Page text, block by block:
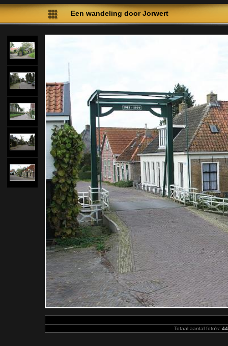
Een wandeling door Jorwert
Totaal aantal foto's: 44